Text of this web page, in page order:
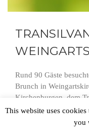
Rund 90 Gäste
Brunch in
Kirchenburgen, dem
Halbzeit, rund die
stattgefunden. Und
This website uses
you